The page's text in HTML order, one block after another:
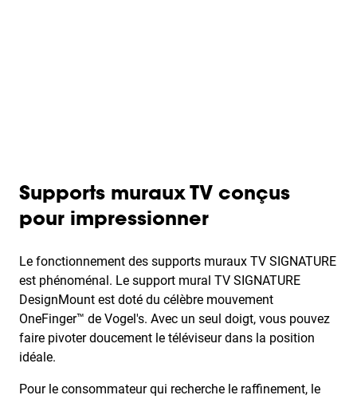
Supports muraux TV conçus
pour impressionner
Le fonctionnement des supports muraux TV SIGNATURE
est phénoménal. Le support mural TV SIGNATURE
DesignMount est doté du célèbre mouvement
OneFinger™ de Vogel's. Avec un seul doigt, vous pouvez
faire pivoter doucement le téléviseur dans la position
idéale.
Pour le consommateur qui recherche le raffinement, le